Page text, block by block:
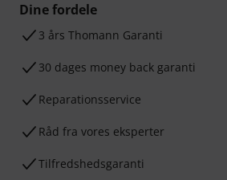
Dine fordele
3 års Thomann Garanti
30 dages money back garanti
Reparationsservice
Råd fra vores eksperter
Tilfredshedsgaranti